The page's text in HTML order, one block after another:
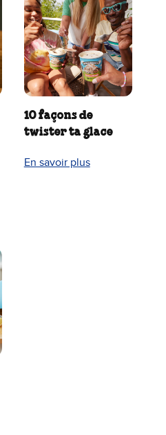
10 façons de
twister ta glace
En savoir plus